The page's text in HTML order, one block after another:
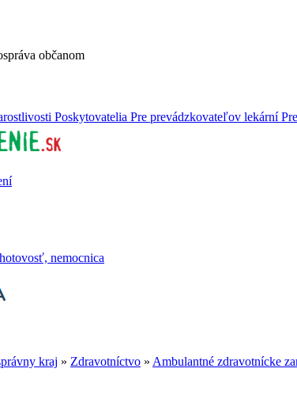
občanom
Poskytovatelia Pre prevádzkovateľov lekární
nemocnica
kraj » Zdravotníctvo » Ambulantné zdravotnícke